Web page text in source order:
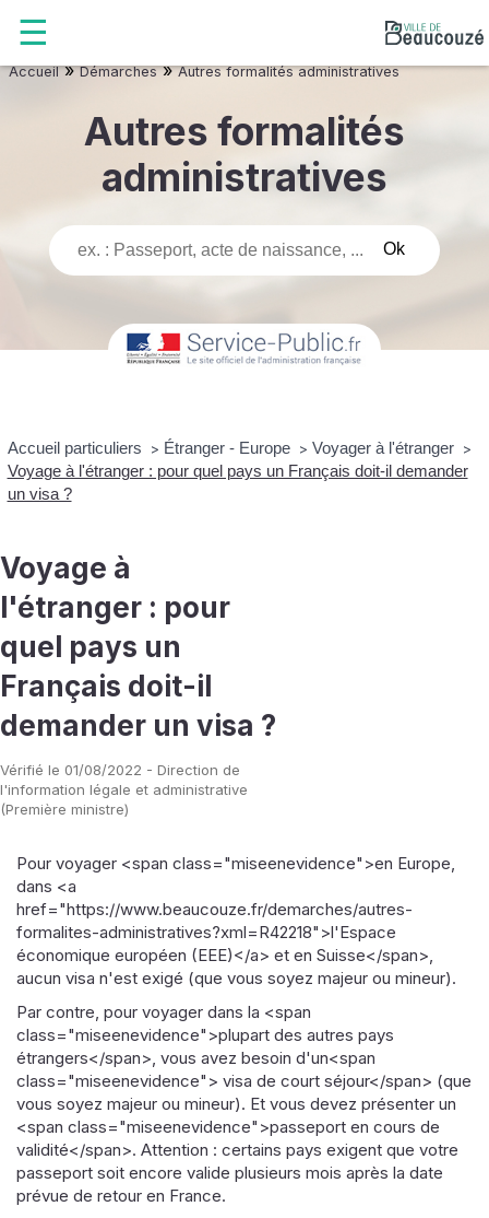
Accueil»Démarches»Autres formalités administratives
Autres formalités
administratives
Accueil particuliers > Étranger - Europe > Voyager à l'étranger >
Voyage à l'étranger : pour quel pays un Français doit-il demander
un visa ?
Voyage à
l'étranger : pour
quel pays un
Français doit-il
demander un visa ?
Vérifié le 01/08/2022 - Direction de
l'information légale et administrative
(Première ministre)
Pour voyager <span class="miseenevidence">en Europe,
dans <a
href="https://www.beaucouze.fr/demarches/autres-
formalites-administratives?xml=R42218">l'Espace
économique européen (EEE)</a> et en Suisse</span>,
aucun visa n'est exigé (que vous soyez majeur ou mineur).
Par contre, pour voyager dans la <span
class="miseenevidence">plupart des autres pays
étrangers</span>, vous avez besoin d'un<span
class="miseenevidence"> visa de court séjour</span> (que
vous soyez majeur ou mineur). Et vous devez présenter un
<span class="miseenevidence">passeport en cours de
validité</span>. Attention : certains pays exigent que votre
passeport soit encore valide plusieurs mois après la date
prévue de retour en France.